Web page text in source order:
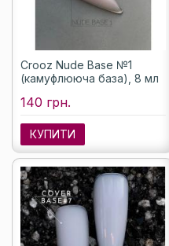
Crooz Nude Base №1
(камуфлююча база), 8 мл
140 грн.
КУПИТИ